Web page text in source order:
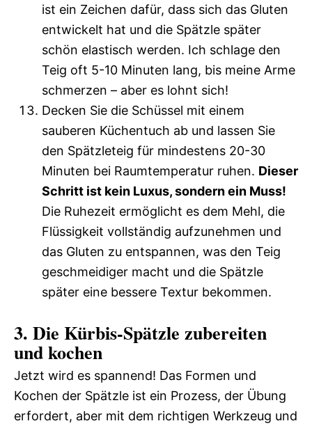
ist ein Zeichen dafür, dass sich das Gluten
entwickelt hat und die Spätzle später
schön elastisch werden. Ich schlage den
Teig oft 5-10 Minuten lang, bis meine Arme
schmerzen – aber es lohnt sich!
Decken Sie die Schüssel mit einem
sauberen Küchentuch ab und lassen Sie
den Spätzleteig für mindestens 20-30
Minuten bei Raumtemperatur ruhen. Dieser
Schritt ist kein Luxus, sondern ein Muss!
Die Ruhezeit ermöglicht es dem Mehl, die
Flüssigkeit vollständig aufzunehmen und
das Gluten zu entspannen, was den Teig
geschmeidiger macht und die Spätzle
später eine bessere Textur bekommen.
3. Die Kürbis-Spätzle zubereiten
und kochen
Jetzt wird es spannend! Das Formen und
Kochen der Spätzle ist ein Prozess, der Übung
erfordert, aber mit dem richtigen Werkzeug und